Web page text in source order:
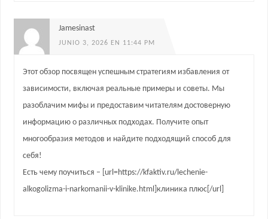
Jamesinast
JUNIO 3, 2026 EN 11:44 PM
Этот обзор посвящен успешным стратегиям избавления от
зависимости, включая реальные примеры и советы. Мы
разоблачим мифы и предоставим читателям достоверную
информацию о различных подходах. Получите опыт
многообразия методов и найдите подходящий способ для
себя!
Есть чему поучиться – [url=https://kfaktiv.ru/lechenie-
alkogolizma-i-narkomanii-v-klinike.html]клиника плюс[/url]